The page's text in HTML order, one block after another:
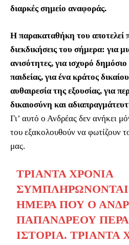
διαρκές σημείο αναφοράς.
Η παρακαταθήκη του αποτελεί
διεκδικήσεις του σήμερα: για
ανισότητες, για ισχυρό
παιδείας, για ένα κράτος
αυθαιρεσία της εξουσίας, για
δικαιοσύνη και
Γι’ αυτό ο Ανδρέας δεν ανήκει
του εξακολουθούν να φωτίζουν
μας.
ΤΡΙΆΝΤΑ ΧΡΌΝΙΑ
ΗΜΈΡΑ ΠΟΥ Ο
ΠΑΠΑΝΔΡΈΟΥ
ΙΣΤΟΡΊΑ. ΤΡΙΆΝΤΑ